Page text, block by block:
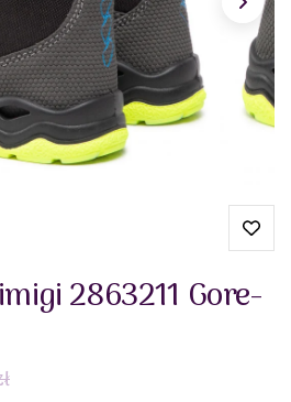
2863211 Gore-